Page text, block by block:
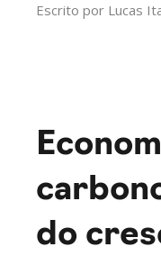
Escrito por Lucas
do